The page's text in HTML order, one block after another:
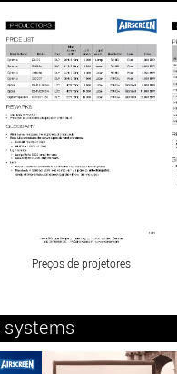
Preços de projetores